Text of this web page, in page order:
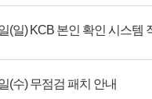
(일) KCB 본인 확인 시스템
(수) 무점검 패치 안내